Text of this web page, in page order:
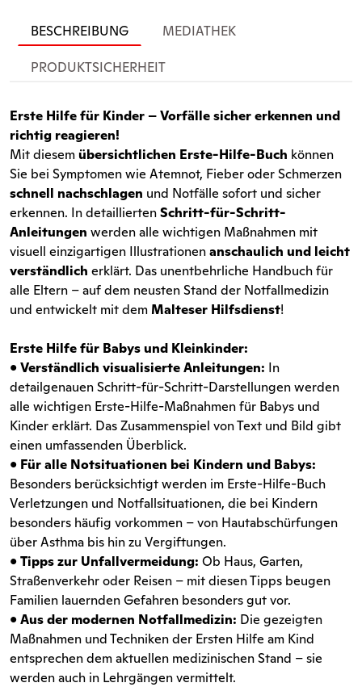
BESCHREIBUNG MEDIATHEK
PRODUKTSICHERHEIT
Erste Hilfe für Kinder – Vorfälle sicher erkennen und
richtig reagieren!
Mit diesemübersichtlichen Erste-Hilfe-Buch können
Sie bei Symptomen wie Atemnot, Fieber oder Schmerzen
schnell nachschlagen und Notfälle sofort und sicher
erkennen. In detailliertenSchritt-für-Schritt-
Anleitungen werden alle wichtigen Maßnahmen mit
visuell einzigartigen Illustrationenanschaulich und leicht
verständlich erklärt. Das unentbehrliche Handbuch für
alle Eltern – auf dem neusten Stand der Notfallmedizin
und entwickelt mit dem Malteser Hilfsdienst!
Erste Hilfe für Babys und Kleinkinder:
•Verständlich visualisierte Anleitungen: In
detailgenauen Schritt-für-Schritt-Darstellungen werden
alle wichtigen Erste-Hilfe-Maßnahmen für Babys und
Kinder erklärt. Das Zusammenspiel von Text und Bild gibt
einen umfassenden Überblick.
• Für alle Notsituationen bei Kindern und Babys:
Besonders berücksichtigt werden im Erste-Hilfe-Buch
Verletzungen und Notfallsituationen, die bei Kindern
besonders häufig vorkommen – von Hautabschürfungen
über Asthma bis hin zu Vergiftungen.
•Tipps zur Unfallvermeidung: Ob Haus, Garten,
Straßenverkehr oder Reisen – mit diesen Tipps beugen
Familien lauernden Gefahren besonders gut vor.
•Aus der modernen Notfallmedizin: Die gezeigten
Maßnahmen und Techniken der Ersten Hilfe am Kind
entsprechen dem aktuellen medizinischen Stand – sie
werden auch in Lehrgängen vermittelt.